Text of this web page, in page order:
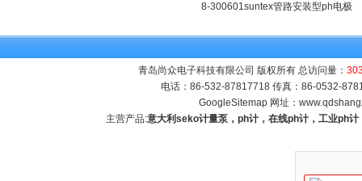
8-300601suntex管路安装型ph电极‍
青岛尚众电子科技有限公司 版权所有 总访问量：
电话：86-532-87817718 传真：86-0532-
GoogleSitemap 网址：
主营产品:意大利seko计量泵，ph计，在线ph计，工业ph